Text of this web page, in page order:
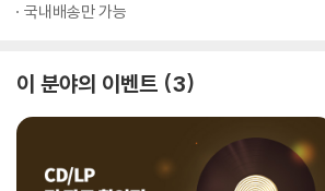
국내배송만 가능
이 분야의 이벤트 3